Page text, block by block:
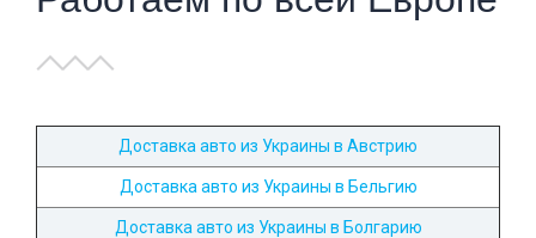
Доставка авто из Украины в Австрию
Доставка авто из Украины в Бельгию
Доставка авто из Украины в Болгарию